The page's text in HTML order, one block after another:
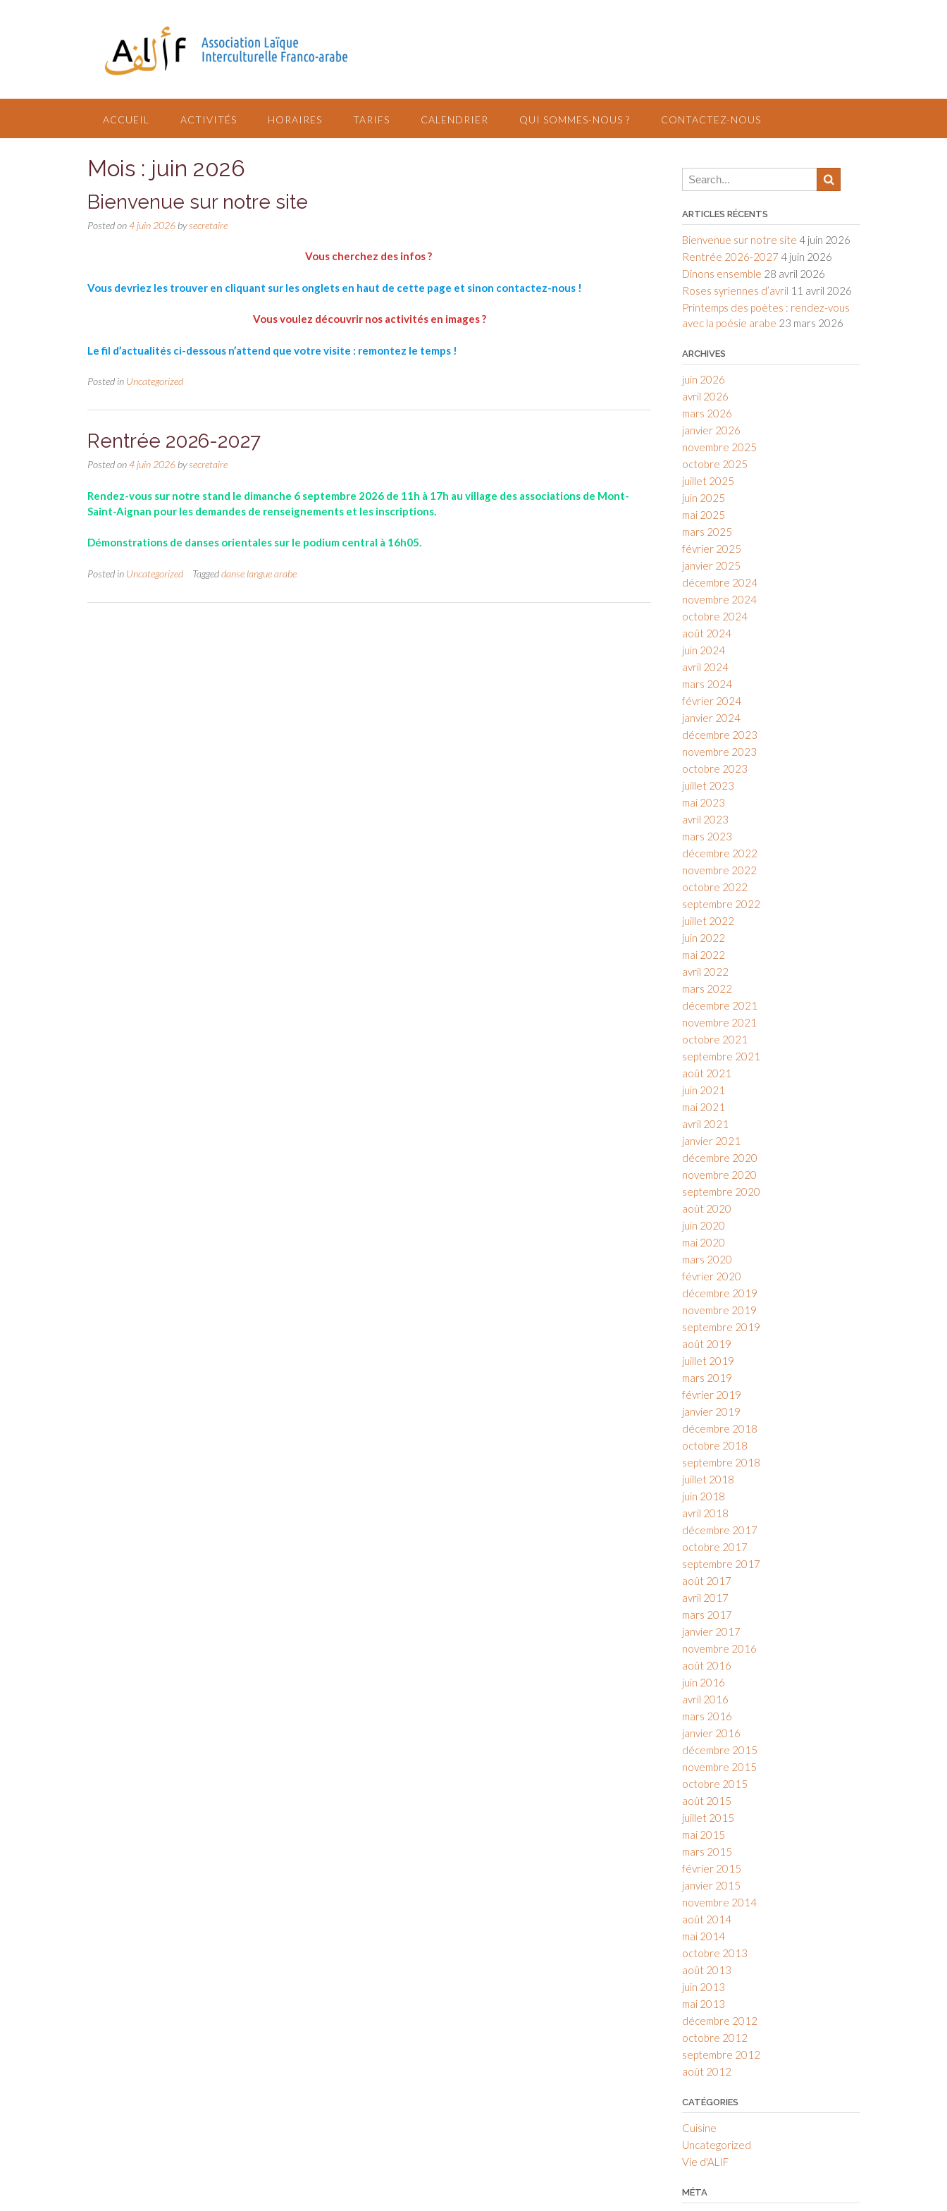
ACCUEIL ACTIVITÉS HORAIRES TARIFS CALENDRIER QUI SOMMES-NOUS ? CONTACTEZ-NOUS
Mois : juin 2026
Bienvenue sur notre site
Posted on4 juin 2026 bysecretaire
Vous cherchez des infos ?
Vous devriez les trouver en cliquant sur les onglets en haut de cette page et sinon contactez-nous !
Vous voulez découvrir nos activités en images ?
Le fil d’actualités ci-dessous n’attend que votre visite : remontez le temps !
Posted in Uncategorized
Rentrée 2026-2027
Posted on4 juin 2026 bysecretaire
Rendez-vous sur notre stand le dimanche 6 septembre 2026 de 11h à 17h au village des associations de Mont-
Saint-Aignan pour les demandes de renseignements et les inscriptions.
Démonstrations de danses orientales sur le podium central à 16h05.
Posted in Uncategorized Taggeddanse langue arabe
ARTICLES RÉCENTS
Bienvenue sur notre site 4 juin 2026
Rentrée 2026-2027 4 juin 2026
Dînons ensemble 28 avril 2026
Roses syriennes d’avril 11 avril 2026
Printemps des poètes : rendez-vous
avec la poésie arabe 23 mars 2026
ARCHIVES
juin 2026
avril 2026
mars 2026
janvier 2026
novembre 2025
octobre 2025
juillet 2025
juin 2025
mai 2025
mars 2025
février 2025
janvier 2025
décembre 2024
novembre 2024
octobre 2024
août 2024
juin 2024
avril 2024
mars 2024
février 2024
janvier 2024
décembre 2023
novembre 2023
octobre 2023
juillet 2023
mai 2023
avril 2023
mars 2023
décembre 2022
novembre 2022
octobre 2022
septembre 2022
juillet 2022
juin 2022
mai 2022
avril 2022
mars 2022
décembre 2021
novembre 2021
octobre 2021
septembre 2021
août 2021
juin 2021
mai 2021
avril 2021
janvier 2021
décembre 2020
novembre 2020
septembre 2020
août 2020
juin 2020
mai 2020
mars 2020
février 2020
décembre 2019
novembre 2019
septembre 2019
août 2019
juillet 2019
mars 2019
février 2019
janvier 2019
décembre 2018
octobre 2018
septembre 2018
juillet 2018
juin 2018
avril 2018
décembre 2017
octobre 2017
septembre 2017
août 2017
avril 2017
mars 2017
janvier 2017
novembre 2016
août 2016
juin 2016
avril 2016
mars 2016
janvier 2016
décembre 2015
novembre 2015
octobre 2015
août 2015
juillet 2015
mai 2015
mars 2015
février 2015
janvier 2015
novembre 2014
août 2014
mai 2014
octobre 2013
août 2013
juin 2013
mai 2013
décembre 2012
octobre 2012
septembre 2012
août 2012
CATÉGORIES
Cuisine
Uncategorized
Vie d'ALIF
MÉTA